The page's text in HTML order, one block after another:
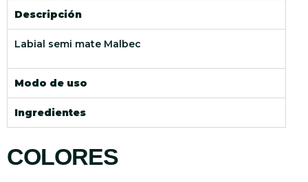
Descripción
Labial semi mate Malbec
Modo de uso
Ingredientes
COLORES